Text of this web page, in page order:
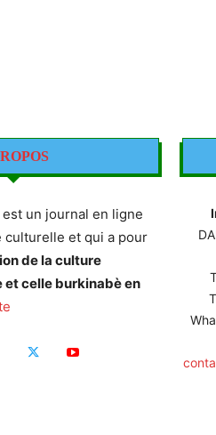
un journal en ligne
culturelle et qui a pour
de la culture
et celle burkinabè en